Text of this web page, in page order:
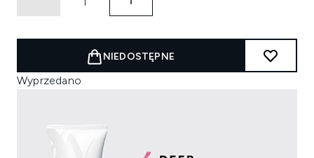
NIEDOSTĘPNE
Wyprzedano